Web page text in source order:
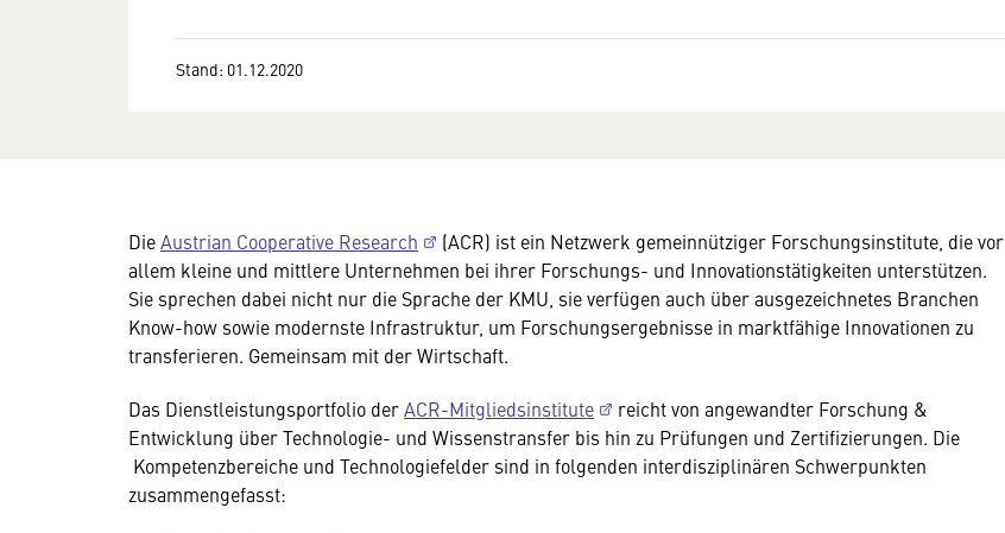
Stand: 01.12.2020
DieAustrian Cooperative Research
(ACR) ist ein Netzwerk gemeinnütziger Forschungsinstitute, die vor
allem kleine und mittlere Unternehmen bei ihrer Forschungs- und Innovationstätigkeiten unterstützen.
Sie sprechen dabei nicht nur die Sprache der KMU, sie verfügen auch über ausgezeichnetes Branchen
Know-how sowie modernste Infrastruktur, um Forschungsergebnisse in marktfähige Innovationen zu
transferieren. Gemeinsam mit der Wirtschaft.
Das Dienstleistungsportfolio derACR-Mitgliedsinstitute
reicht von angewandter Forschung &
Entwicklung über Technologie- und Wissenstransfer bis hin zu Prüfungen und Zertifizierungen. Die
Kompetenzbereiche und Technologiefelder sind in folgenden interdisziplinären Schwerpunkten
zusammengefasst: